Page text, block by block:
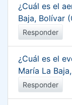
¿Cuál es el
Baja, Bolívar
Responder
¿Cuál es el
María La
Responder